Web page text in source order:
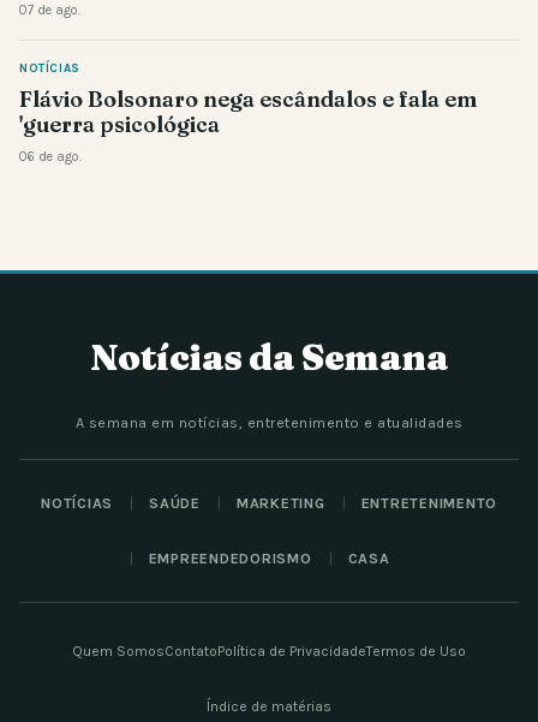
07 de ago.
NOTÍCIAS
Flávio Bolsonaro nega escândalos e fala em
'guerra psicológica
06 de ago.
Notícias da Semana
A semana em notícias, entretenimento e atualidades
NOTÍCIAS SAÚDE MARKETING ENTRETENIMENTO
EMPREENDEDORISMO CASA
Quem SomosContatoPolítica de PrivacidadeTermos de Uso
Índice de matérias